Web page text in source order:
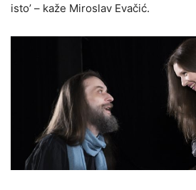
isto’ – kaže Miroslav Evačić.